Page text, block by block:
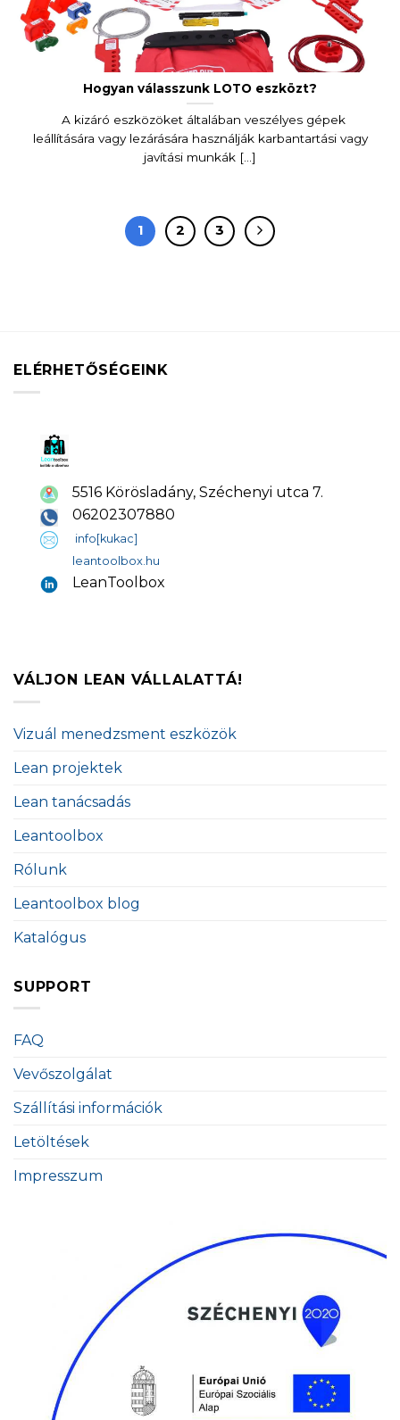
Hogyan válasszunk LOTO eszközt?
A kizáró eszközöket általában veszélyes gépek
leállítására vagy lezárására használják karbantartási vagy
javítási munkák [...]
1 2 3
ELÉRHETŐSÉGEINK
5516 Körösladány, Széchenyi utca 7.
06202307880
info[kukac]
leantoolbox.hu
LeanToolbox
VÁLJON LEAN VÁLLALATTÁ!
Vizuál menedzsment eszközök
Lean projektek
Lean tanácsadás
Leantoolbox
Rólunk
Leantoolbox blog
Katalógus
SUPPORT
FAQ
Vevőszolgálat
Szállítási információk
Letöltések
Impresszum